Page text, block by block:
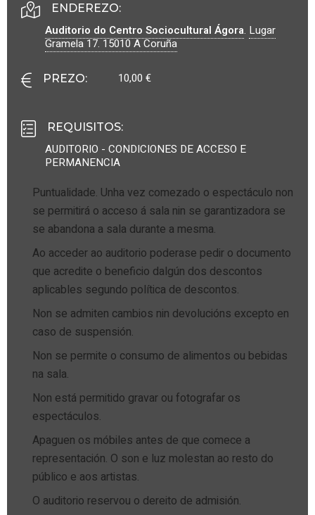
ENDEREZO:
Auditorio do Centro Sociocultural Ágora. Lugar
Gramela 17.15010A Coruña
PREZO: 10,00 €
REQUISITOS:
AUDITORIO - CONDICIONES DE ACCESO E
PERMANENCIA
Puntualidade. Unha vez comezado o espectáculo non
se permitirá o acceso á sala nin se garantizadora se
se abandona a sala durante a mesma.
Ao acceder ao auditorio poderase pedir o documento
que acredite o beneficio dalgún dos descontos
aplicables segundo política de descontos.
Non se admiten cambios nin devolucións excepto en
caso de suspensión.
Non se permite o consumo de alimentos ou bebidas
na sala.
Non está permitido gravar ou fotografar os
espectáculos.
Apaguen os móbiles antes de que comece a
representación. O son e luz molestan ao resto do
público e aos artistas.
O auditorio reservou o dereito de admisión.